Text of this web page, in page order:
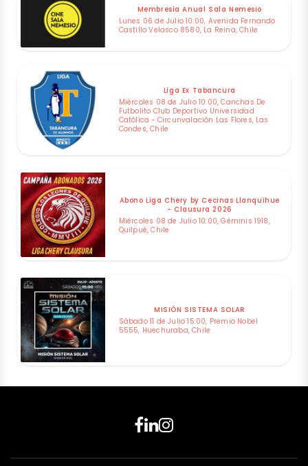
Membresía Anual Sala Nemesio
Lunes 06 de Julio 10:00, Avenida Fernando
Castillo Velasco 8580, La Reina, Chile
Liga Ex Tabancura
Miércoles 08 de Julio 10:00, Canchas De
Futbolito Club Deportivo Universidad
Católica - Circunvalación Las Flores, Las
Condes, Chile
Abono Liga Chery by Cecinas Llanquihue
- Clausura 2026
Miércoles 08 de Julio 10:00, Géminis 1918,
Quilpué, Chile
MISIÓN SISTEMA SOLAR
Sábado 11 de Julio 15:00, Premio Nobel
5555, Huechuraba, Chile